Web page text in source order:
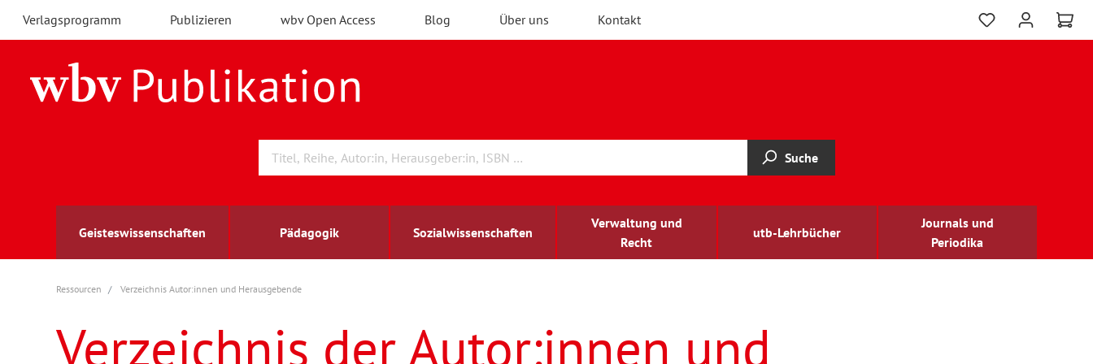
Verlagsprogramm Publizieren wbv Open Access Blog Über uns Kontakt
Suche
Geisteswissenschaften Pädagogik Sozialwissenschaften
Verwaltung und
Recht
utb-Lehrbücher
Journals und
Periodika
Archäologie
Berufs- und Wirtschaftspädagogik
Arbeitsmarktforschung
Außenwirtschaft
berufsbildung
Ressourcen Verzeichnis Autor:innen und Herausgebende
Verzeichnis der Autor:innen und